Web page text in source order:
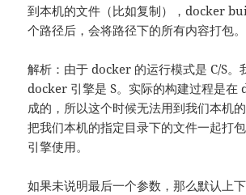
到本机的文件（比如复制），docker
个路径后，会将路径下的所有内容打包。
解析：由于 docker 的运行模式是 C/S。
docker 引擎是 S。实际的构建过程是在
成的，所以这个时候无法用到我们本机
把我们本机的指定目录下的文件一起打
引擎使用。
如果未说明最后一个参数，那么默认上